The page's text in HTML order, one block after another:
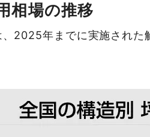
相場の推移
、2025年までに実施された